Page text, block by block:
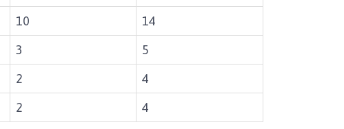
10
14
3
5
2
4
2 4